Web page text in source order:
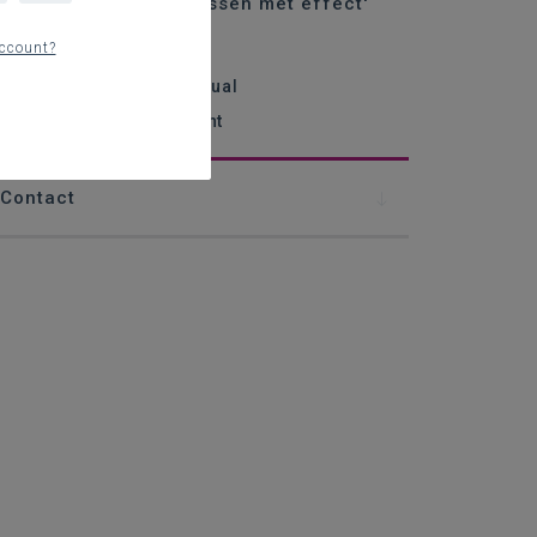
wie?
van de visual
symbolen toegelicht
Contact